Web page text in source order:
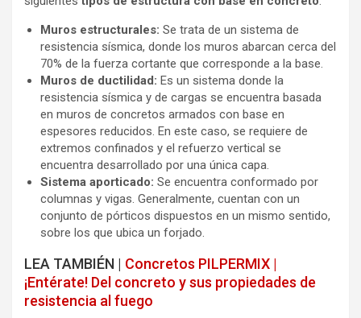
Muros estructurales: Se trata de un sistema de
resistencia sísmica, donde los muros abarcan cerca del
70% de la fuerza cortante que corresponde a la base.
Muros de ductilidad: Es un sistema donde la
resistencia sísmica y de cargas se encuentra basada
en muros de concretos armados con base en
espesores reducidos. En este caso, se requiere de
extremos confinados y el refuerzo vertical se
encuentra desarrollado por una única capa.
Sistema aporticado: Se encuentra conformado por
columnas y vigas. Generalmente, cuentan con un
conjunto de pórticos dispuestos en un mismo sentido,
sobre los que ubica un forjado.
LEA TAMBIÉN | Concretos PILPERMIX |
¡Entérate! Del concreto y sus propiedades de
resistencia al fuego